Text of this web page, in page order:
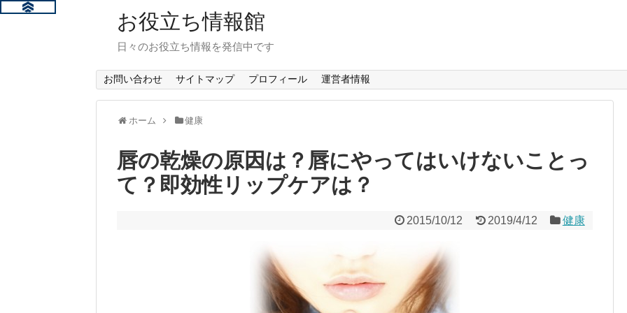
お役立ち情報館
日々のお役立ち情報を発信中です
お問い合わせ サイトマップ プロフィール 運営者情報
ホーム 健康
唇の乾燥の原因は？唇にやってはいけないことっ
て？即効性リップケアは？
2015/10/12 2019/4/12 健康